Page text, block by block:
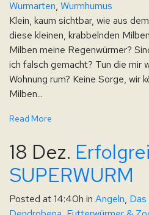
Wurmarten, Wurmhumus
Klein, kaum sichtbar, wie aus
diese kleinen, krabbelnden
Milben meine Regenwürmer?
ich falsch gemacht? Tun die mir
Wohnung rum? Keine Sorge, wir
Milben...
Read More
18 Dez.
SUPERWURM
Posted at 14:40h in Angeln,